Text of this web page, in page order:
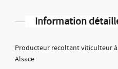
Information
Producteur recoltant viticulteur à
Alsace